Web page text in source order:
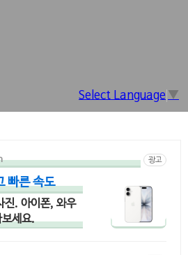
Select Language ▼
광고
빠른 속도
진. 아이폰, 와우
보세요.